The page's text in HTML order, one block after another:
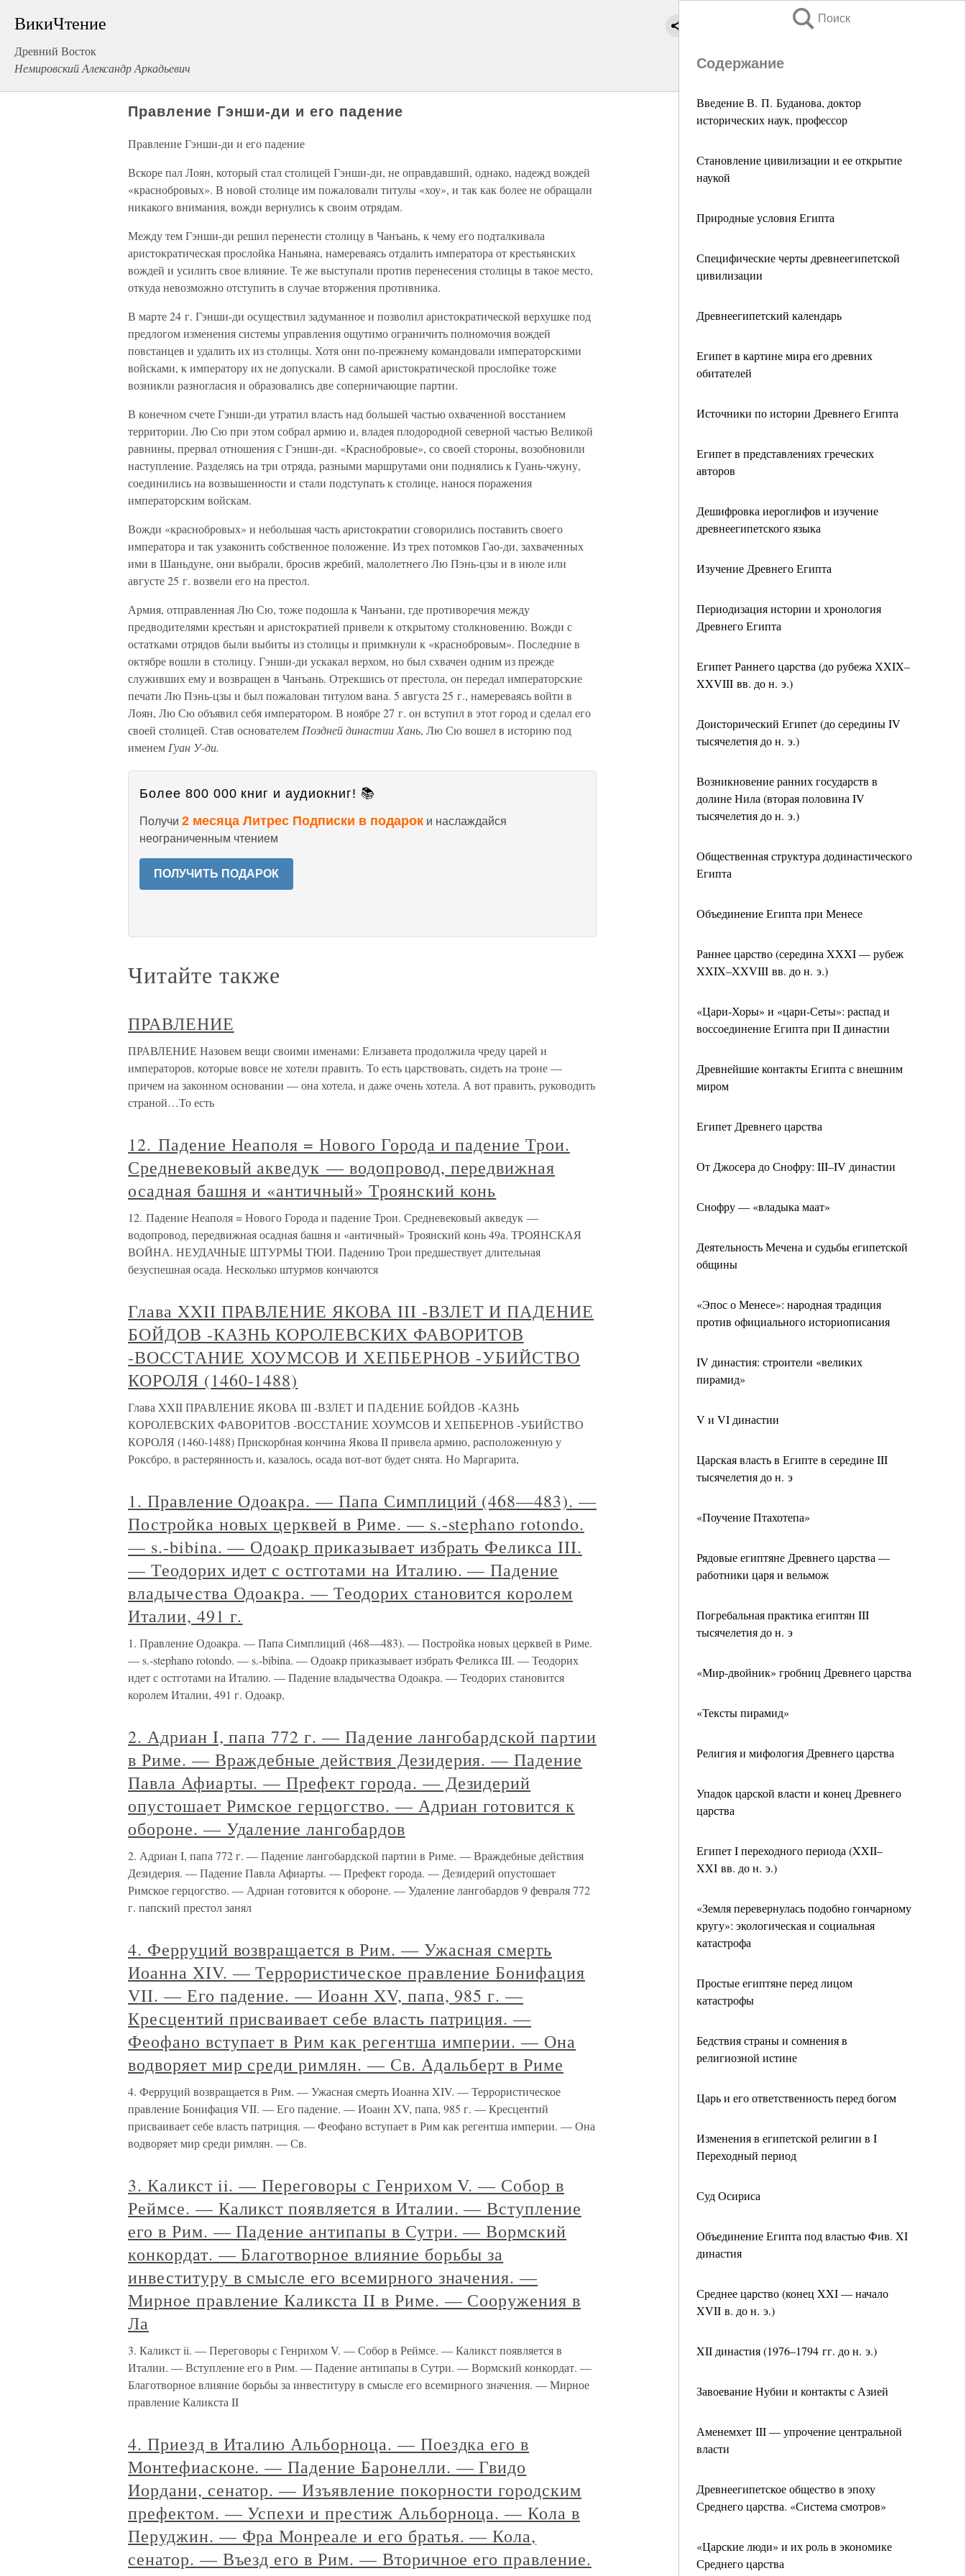
ВикиЧтение
Древний Восток
Немировский Александр Аркадьевич
Поиск
Содержание
Введение В. П. Буданова, доктор
исторических наук, профессор
Становление цивилизации и ее открытие
наукой
Природные условия Египта
Специфические черты древнеегипетской
цивилизации
Древнеегипетский календарь
Египет в картине мира его древних
обитателей
Источники по истории Древнего Египта
Египет в представлениях греческих
авторов
Дешифровка иероглифов и изучение
древнеегипетского языка
Изучение Древнего Египта
Периодизация истории и хронология
Древнего Египта
Египет Раннего царства (до рубежа XXIX–
XXVIII вв. до н. э.)
Доисторический Египет (до середины IV
тысячелетия до н. э.)
Возникновение ранних государств в
долине Нила (вторая половина IV
тысячелетия до н. э.)
Общественная структура додинастического
Египта
Объединение Египта при Менесе
Раннее царство (середина XXXI — рубеж
XXIX–XXVIII вв. до н. э.)
«Цари-Хоры» и «цари-Сеты»: распад и
воссоединение Египта при II династии
Древнейшие контакты Египта с внешним
миром
Египет Древнего царства
От Джосера до Снофру: III–IV династии
Снофру — «владыка маат»
Деятельность Мечена и судьбы египетской
общины
«Эпос о Менесе»: народная традиция
против официального историописания
IV династия: строители «великих
пирамид»
V и VI династии
Царская власть в Египте в середине III
тысячелетия до н. э
«Поучение Птахотепа»
Рядовые египтяне Древнего царства —
работники царя и вельмож
Погребальная практика египтян III
тысячелетия до н. э
«Мир-двойник» гробниц Древнего царства
«Тексты пирамид»
Религия и мифология Древнего царства
Упадок царской власти и конец Древнего
царства
Египет I переходного периода (XXII–
XXI вв. до н. э.)
«Земля перевернулась подобно гончарному
кругу»: экологическая и социальная
катастрофа
Простые египтяне перед лицом
катастрофы
Бедствия страны и сомнения в
религиозной истине
Царь и его ответственность перед богом
Изменения в египетской религии в I
Переходный период
Суд Осириса
Объединение Египта под властью Фив. XI
династия
Среднее царство (конец XXI — начало
XVII в. до н. э.)
XII династия (1976–1794 гг. до н. э.)
Завоевание Нубии и контакты с Азией
Аменемхет III — упрочение центральной
власти
Древнеегипетское общество в эпоху
Среднего царства. «Система смотров»
«Царские люди» и их роль в экономике
Среднего царства
Правление Гэнши-ди и его падение
Правление Гэнши-ди и его падение
Вскоре пал Лоян, который стал столицей Гэнши-ди, не оправдавший, однако, надежд вождей
«краснобровых». В новой столице им пожаловали титулы «хоу», и так как более не обращали
никакого внимания, вожди вернулись к своим отрядам.
Между тем Гэнши-ди решил перенести столицу в Чанъань, к чему его подталкивала
аристократическая прослойка Наньяна, намереваясь отдалить императора от крестьянских
вождей и усилить свое влияние. Те же выступали против перенесения столицы в такое место,
откуда невозможно отступить в случае вторжения противника.
В марте 24 г. Гэнши-ди осуществил задуманное и позволил аристократической верхушке под
предлогом изменения системы управления ощутимо ограничить полномочия вождей
повстанцев и удалить их из столицы. Хотя они по-прежнему командовали императорскими
войсками, к императору их не допускали. В самой аристократической прослойке тоже
возникли разногласия и образовались две соперничающие партии.
В конечном счете Гэнши-ди утратил власть над большей частью охваченной восстанием
территории. Лю Сю при этом собрал армию и, владея плодородной северной частью Великой
равнины, прервал отношения с Гэнши-ди. «Краснобровые», со своей стороны, возобновили
наступление. Разделясь на три отряда, разными маршрутами они поднялись к Гуань-чжуну,
соединились на возвышенности и стали подступать к столице, нанося поражения
императорским войскам.
Вожди «краснобровых» и небольшая часть аристократии сговорились поставить своего
императора и так узаконить собственное положение. Из трех потомков Гао-ди, захваченных
ими в Шаньдуне, они выбрали, бросив жребий, малолетнего Лю Пэнь-цзы и в июле или
августе 25 г. возвели его на престол.
Армия, отправленная Лю Сю, тоже подошла к Чанъани, где противоречия между
предводителями крестьян и аристократией привели к открытому столкновению. Вожди с
остатками отрядов были выбиты из столицы и примкнули к «краснобровым». Последние в
октябре вошли в столицу. Гэнши-ди ускакал верхом, но был схвачен одним из прежде
служивших ему и возвращен в Чанъань. Отрекшись от престола, он передал императорские
печати Лю Пэнь-цзы и был пожалован титулом вана. 5 августа 25 г., намереваясь войти в
Лоян, Лю Сю объявил себя императором. В ноябре 27 г. он вступил в этот город и сделал его
своей столицей. Став основателем Поздней династии Хань, Лю Сю вошел в историю под
именем Гуан У-ди.
Более 800 000 книг и аудиокниг! 📚
Получи 2 месяца Литрес Подписки в подарок и наслаждайся
неограниченным чтением
ПОЛУЧИТЬ ПОДАРОК
Читайте также
ПРАВЛЕНИЕ
ПРАВЛЕНИЕ Назовем вещи своими именами: Елизавета продолжила чреду царей и
императоров, которые вовсе не хотели править. То есть царствовать, сидеть на троне —
причем на законном основании — она хотела, и даже очень хотела. А вот править, руководить
страной…То есть
12. Падение Неаполя = Нового Города и падение Трои.
Средневековый акведук — водопровод, передвижная
осадная башня и «античный» Троянский конь
12. Падение Неаполя = Нового Города и падение Трои. Средневековый акведук —
водопровод, передвижная осадная башня и «античный» Троянский конь 49а. ТРОЯНСКАЯ
ВОЙНА. НЕУДАЧНЫЕ ШТУРМЫ ТЮИ. Падению Трои предшествует длительная
безуспешная осада. Несколько штурмов кончаются
Глава XXII ПРАВЛЕНИЕ ЯКОВА III -ВЗЛЕТ И ПАДЕНИЕ
БОЙДОВ -КАЗНЬ КОРОЛЕВСКИХ ФАВОРИТОВ
-ВОССТАНИЕ ХОУМСОВ И ХЕПБЕРНОВ -УБИЙСТВО
КОРОЛЯ (1460-1488)
Глава XXII ПРАВЛЕНИЕ ЯКОВА III -ВЗЛЕТ И ПАДЕНИЕ БОЙДОВ -КАЗНЬ
КОРОЛЕВСКИХ ФАВОРИТОВ -ВОССТАНИЕ ХОУМСОВ И ХЕПБЕРНОВ -УБИЙСТВО
КОРОЛЯ (1460-1488) Прискорбная кончина Якова II привела армию, расположенную у
Роксбро, в растерянность и, казалось, осада вот-вот будет снята. Но Маргарита,
1. Правление Одоакра. — Папа Симплиций (468—483). —
Постройка новых церквей в Риме. — s.-stephano rotondo.
— s.-bibina. — Одоакр приказывает избрать Феликса III.
— Теодорих идет с остготами на Италию. — Падение
владычества Одоакра. — Теодорих становится королем
Италии, 491 г.
1. Правление Одоакра. — Папа Симплиций (468—483). — Постройка новых церквей в Риме.
— s.-stephano rotondo. — s.-bibina. — Одоакр приказывает избрать Феликса III. — Теодорих
идет с остготами на Италию. — Падение владычества Одоакра. — Теодорих становится
королем Италии, 491 г. Одоакр,
2. Адриан I, папа 772 г. — Падение лангобардской партии
в Риме. — Враждебные действия Дезидерия. — Падение
Павла Афиарты. — Префект города. — Дезидерий
опустошает Римское герцогство. — Адриан готовится к
обороне. — Удаление лангобардов
2. Адриан I, папа 772 г. — Падение лангобардской партии в Риме. — Враждебные действия
Дезидерия. — Падение Павла Афиарты. — Префект города. — Дезидерий опустошает
Римское герцогство. — Адриан готовится к обороне. — Удаление лангобардов 9 февраля 772
г. папский престол занял
4. Ферруций возвращается в Рим. — Ужасная смерть
Иоанна XIV. — Террористическое правление Бонифация
VII. — Его падение. — Иоанн XV, папа, 985 г. —
Кресцентий присваивает себе власть патриция. —
Феофано вступает в Рим как регентша империи. — Она
водворяет мир среди римлян. — Св. Адальберт в Риме
4. Ферруций возвращается в Рим. — Ужасная смерть Иоанна XIV. — Террористическое
правление Бонифация VII. — Его падение. — Иоанн XV, папа, 985 г. — Кресцентий
присваивает себе власть патриция. — Феофано вступает в Рим как регентша империи. — Она
водворяет мир среди римлян. — Св.
3. Каликст ii. — Переговоры с Генрихом V. — Собор в
Реймсе. — Каликст появляется в Италии. — Вступление
его в Рим. — Падение антипапы в Сутри. — Вормский
конкордат. — Благотворное влияние борьбы за
инвеституру в смысле его всемирного значения. —
Мирное правление Каликста II в Риме. — Сооружения в
Ла
3. Каликст ii. — Переговоры с Генрихом V. — Собор в Реймсе. — Каликст появляется в
Италии. — Вступление его в Рим. — Падение антипапы в Сутри. — Вормский конкордат. —
Благотворное влияние борьбы за инвеституру в смысле его всемирного значения. — Мирное
правление Каликста II
4. Приезд в Италию Альборноца. — Поездка его в
Монтефиасконе. — Падение Баронелли. — Гвидо
Иордани, сенатор. — Изъявление покорности городским
префектом. — Успехи и престиж Альборноца. — Кола в
Перуджин. — Фра Монреале и его братья. — Кола,
сенатор. — Въезд его в Рим. — Вторичное его правление.